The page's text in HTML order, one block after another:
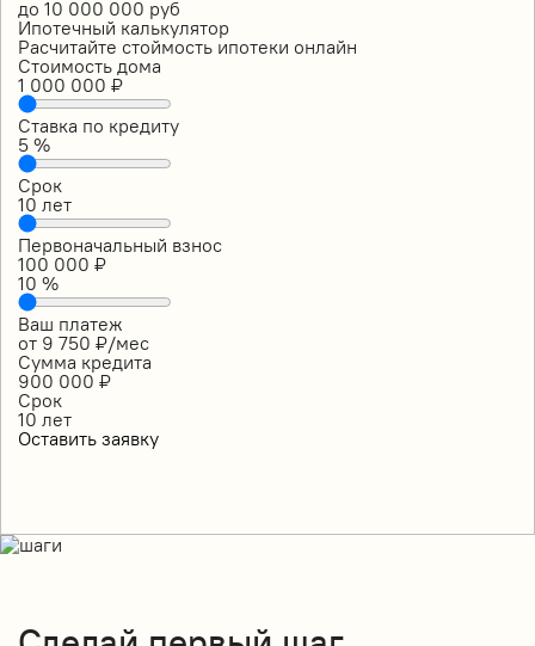
до 10 000 000 руб
Ипотечный калькулятор
Расчитайте стоймость ипотеки онлайн
Стоимость дома
1 000 000 ₽
Ставка по кредиту
5 %
Срок
10 лет
Первоначальный взнос
100 000 ₽
10 %
Ваш платеж
от 9 750 ₽/мес
Сумма кредита
900 000 ₽
Срок
10 лет
Оставить заявку